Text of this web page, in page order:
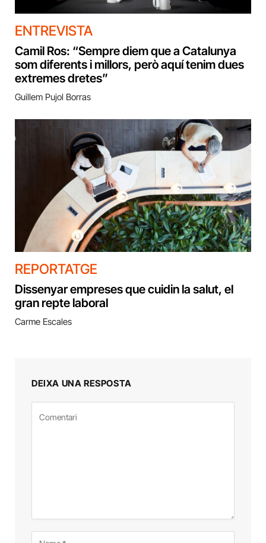
ENTREVISTA
Camil Ros: “Sempre diem que a Catalunya
som diferents i millors, però aquí tenim dues
extremes dretes”
Guillem Pujol Borras
REPORTATGE
Dissenyar empreses que cuidin la salut, el
gran repte laboral
Carme Escales
DEIXA UNA RESPOSTA